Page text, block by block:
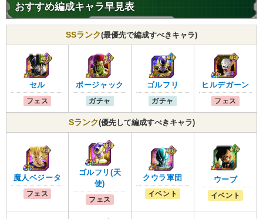
おすすめ編成キャラ早見表
SSランク(最優先で編成すべきキャラ)
セル
フェス
ボージャック
ガチャ
ゴルフリ
ガチャ
ヒルデガーン
フェス
Sランク(優先して編成すべきキャラ)
魔人ベジータ
フェス
ゴルフリ(天
使)
フェス
クウラ軍団
イベント
ウーブ
イベント